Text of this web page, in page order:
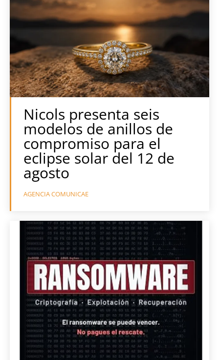
Nicols presenta seis
modelos de anillos de
compromiso para el
eclipse solar del 12 de
agosto
AGENCIA COMUNICAE